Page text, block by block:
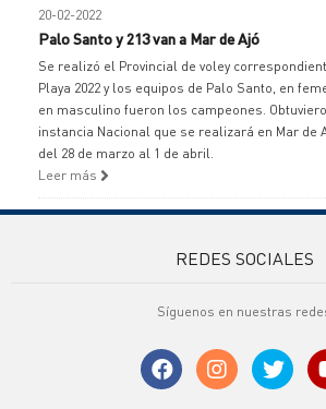
20-02-2022
Palo Santo y 213 van a Mar de Ajó
Se realizó el Provincial de voley
Playa 2022 y los equipos de Palo Santo, en
en masculino fueron los campeones.
instancia Nacional que se realizará en Mar de
del 28 de marzo al 1 de abril.
Leer más
REDES SOCIALES
Síguenos en nuestras